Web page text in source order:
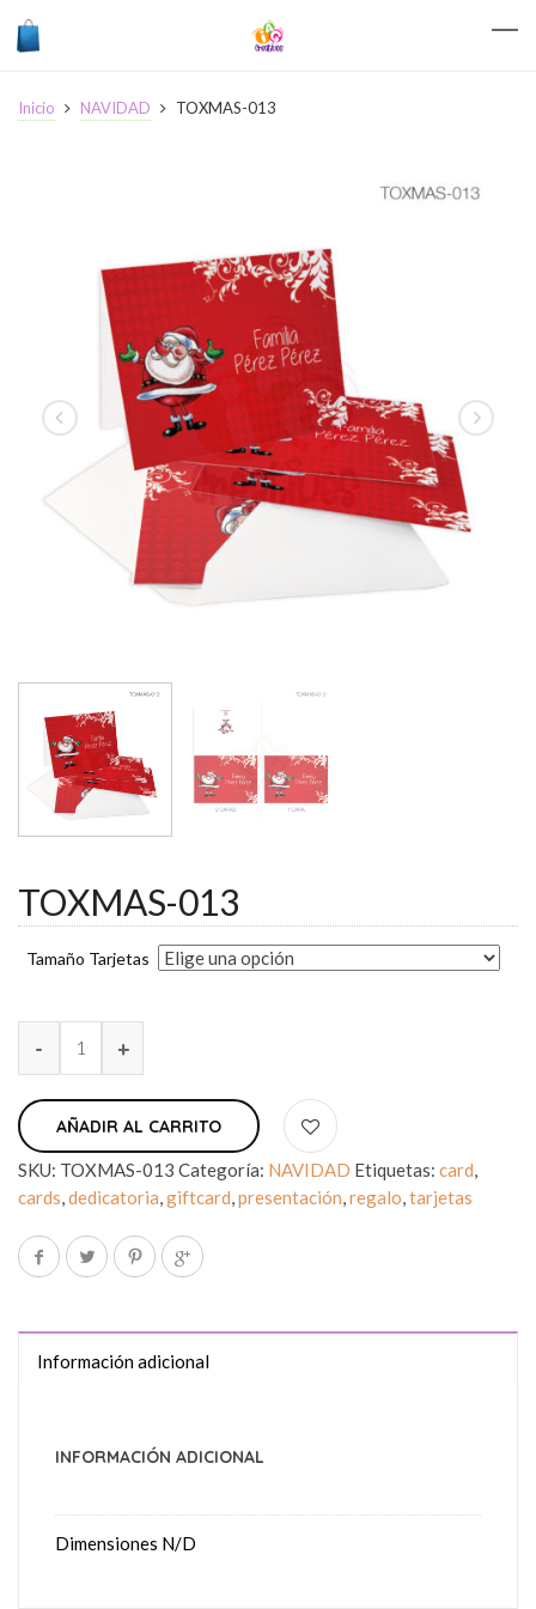
Inicio NAVIDAD TOXMAS-013
TOXMAS-013
Tamaño Tarjetas
AÑADIR AL CARRITO
SKU: TOXMAS-013 Categoría: NAVIDAD Etiquetas: card,
cards,dedicatoria,giftcard,presentación,regalo,tarjetas
Información adicional
INFORMACIÓN ADICIONAL
Dimensiones N/D